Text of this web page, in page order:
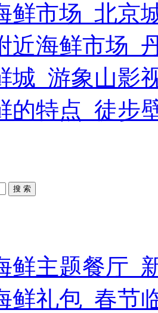
鲜市场_北京
近海鲜市场_
城_游象山影
的特点_徒步
搜 索
鲜主题餐厅_
鲜礼包_春节